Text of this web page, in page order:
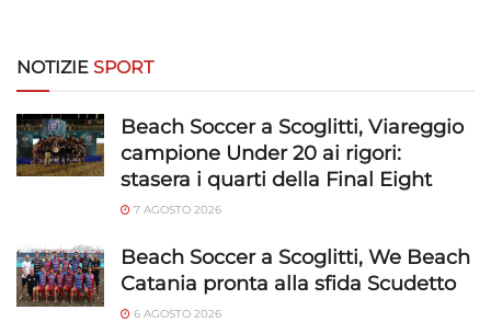
Funzionalità
Abbinare e combinare dati provenienti da altre
fonti di dati, Collegare diversi dispositivi,
Identificare i dispositivi in base alle informazioni
trasmesse automaticamente.
Utilizzare dati di geolocalizzazione precisi,
Riconoscere i dispositivi in base a informazioni
richieste attivamente.
NOTIZIE SPORT
Beach Soccer a Scoglitti, Viareggio
campione Under 20 ai rigori:
stasera i quarti della Final Eight
7 AGOSTO 2026
Beach Soccer a Scoglitti, We Beach
Catania pronta alla sfida Scudetto
6 AGOSTO 2026